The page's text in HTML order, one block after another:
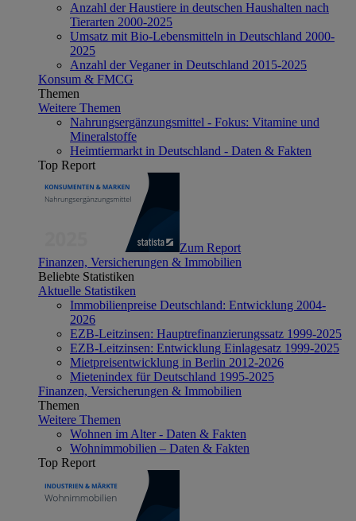
Anzahl der Haustiere in deutschen Haushalten nach
Tierarten 2000-2025
Umsatz mit Bio-Lebensmitteln in Deutschland 2000-
2025
Anzahl der Veganer in Deutschland 2015-2025
Konsum & FMCG
Themen
Weitere Themen
Nahrungsergänzungsmittel - Fokus: Vitamine und
Mineralstoffe
Heimtiermarkt in Deutschland - Daten & Fakten
Top Report
Zum Report
Finanzen, Versicherungen & Immobilien
Beliebte Statistiken
Aktuelle Statistiken
Immobilienpreise Deutschland: Entwicklung 2004-
2026
EZB-Leitzinsen: Hauptrefinanzierungssatz 1999-2025
EZB-Leitzinsen: Entwicklung Einlagesatz 1999-2025
Mietpreisentwicklung in Berlin 2012-2026
Mietenindex für Deutschland 1995-2025
Finanzen, Versicherungen & Immobilien
Themen
Weitere Themen
Wohnen im Alter - Daten & Fakten
Wohnimmobilien – Daten & Fakten
Top Report